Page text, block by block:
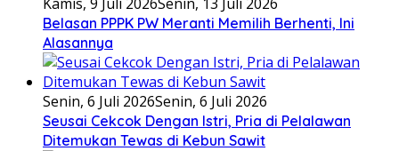
Belasan PPPK PW Meranti Memilih Berhenti, Ini
Alasannya
Senin, 6 Juli 2026Senin, 6 Juli 2026
Seusai Cekcok Dengan Istri, Pria di Pelalawan
Ditemukan Tewas di Kebun Sawit